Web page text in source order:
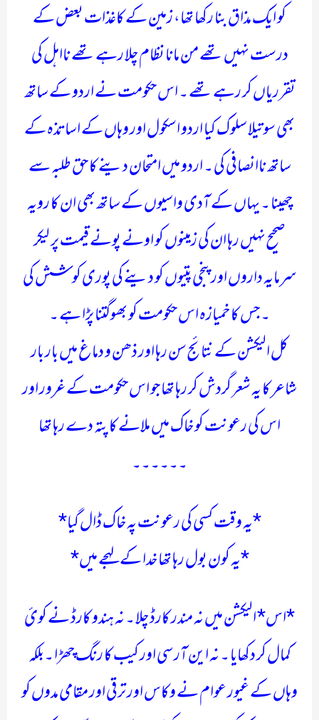
کو ایک مذاق بنا رکھا تھا، زمین کے کاغذات بعض کے
درست نہیں تھے من مانا نظام چلا رہے تھے نااہل کی
تقرریاں کر رہے تھے ۔ اس حکومت نے اردو کے ساتھ
بھی سوتیلا سلوک کیا اردو اسکول اور وہاں کے اساتذہ کے
ساتھ ناانصافی کی ۔ اردو میں امتحان دینے کا حق طلبہ سے
چھینا ۔ یہاں کے آدی واسیوں کے ساتھ بھی ان کا رویہ
صحیح نہیں رہا ان کی زمینوں کو اونے پونے قیمت پر لیکر
سرمایہ داروں اور پنجی پتیوں کو دینے کی پوری کوشش کی
۔ جس کا خمیازہ اس حکومت کو بھوگتنا پڑا ہے ۔
کل الیکشن کے نتائج سن رہا اور ذھن و دماغ میں بار بار
شاعر کا یہ شعر گردش کر رہا تھا جو اس حکومت کے غرور اور
اس کی رعونت کو خاک میں ملانے کا پتہ دے رہا تھا
۔۔۔۔۔۔
*یہ وقت کسی کی رعونت پہ خاک ڈال گیا*
*یہ کون بول رہا تھا خدا کے لہجے میں*
*اس* الیکشن میں نہ مندر کارڈ چلا ۔ نہ ہندو کارڈ نے کوئ
کمال کر دکھایا ۔ نہ این آر سی اور کیب کا رنگ چھڑا ۔بلکہ
وہاں کے غیور عوام نے وکاس اور ترقی اور مقامی مدوں کو